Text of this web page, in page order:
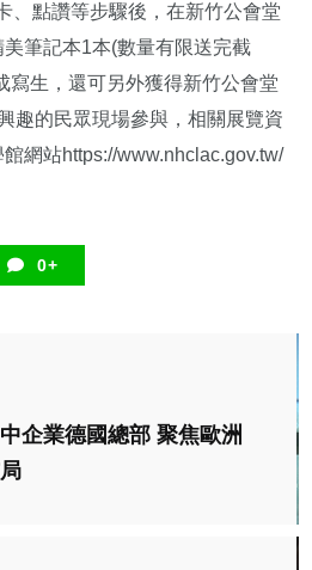
、點讚等步驟後，在新竹公會堂
筆記本1本(數量有限送完截
寫生，還可另外獲得新竹公會堂
趣的民眾現場參與，相關展覽資
網站https://www.nhclac.gov.tw/
0+
企業德國總部 聚焦歐洲